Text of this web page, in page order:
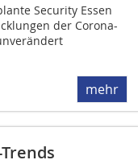
Security Essen
der Corona-
mehr